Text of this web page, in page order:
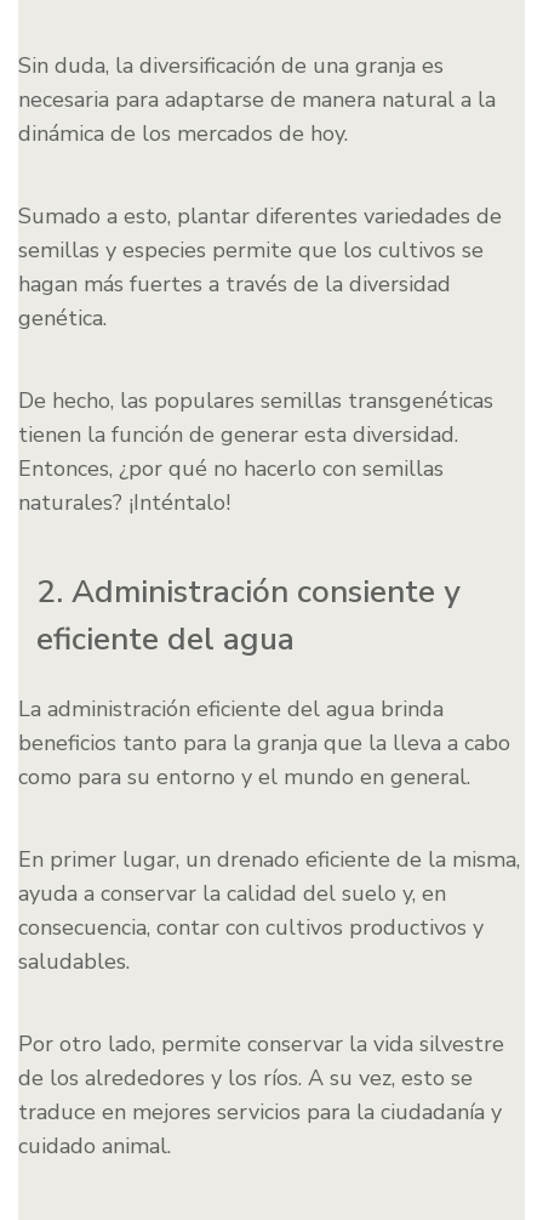
Sin duda, la diversificación de una granja es
necesaria para adaptarse de manera natural a la
dinámica de los mercados de hoy.
Sumado a esto, plantar diferentes variedades de
semillas y especies permite que los cultivos se
hagan más fuertes a través de la diversidad
genética.
De hecho, las populares semillas transgenéticas
tienen la función de generar esta diversidad.
Entonces, ¿por qué no hacerlo con semillas
naturales? ¡Inténtalo!
2. Administración consiente y
eficiente del agua
La administración eficiente del agua brinda
beneficios tanto para la granja que la lleva a cabo
como para su entorno y el mundo en general.
En primer lugar, un drenado eficiente de la misma,
ayuda a conservar la calidad del suelo y, en
consecuencia, contar con cultivos productivos y
saludables.
Por otro lado, permite conservar la vida silvestre
de los alrededores y los ríos. A su vez, esto se
traduce en mejores servicios para la ciudadanía y
cuidado animal.